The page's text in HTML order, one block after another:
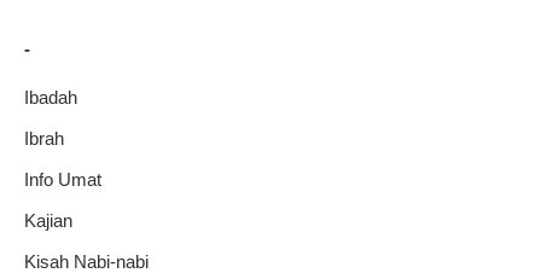
-
Ibadah
Ibrah
Info Umat
Kajian
Kisah Nabi-nabi